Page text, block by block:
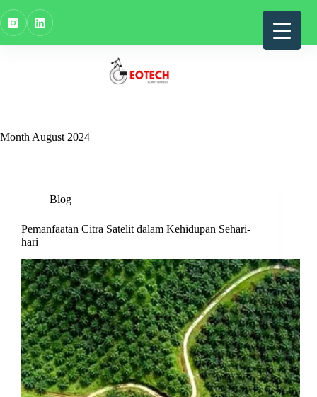
to
content
Month August 2024
Blog
Pemanfaatan Citra Satelit dalam Kehidupan Sehari-
hari